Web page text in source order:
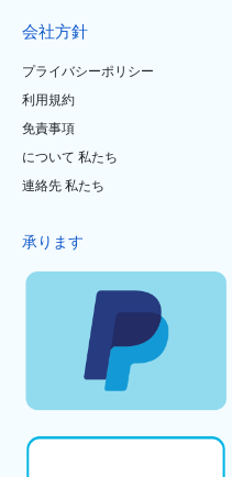
会社方針
プライバシーポリシー
利用規約
免責事項
について 私たち
連絡先 私たち
承ります